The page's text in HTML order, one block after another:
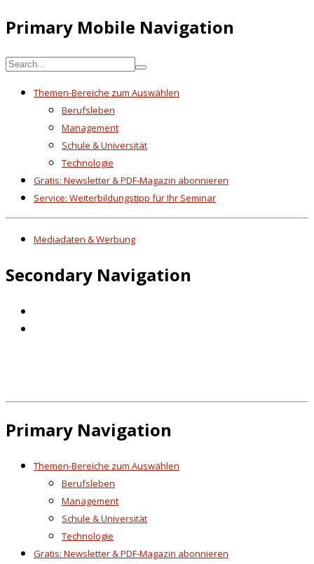
Primary Mobile Navigation
Themen-Bereiche zum Auswählen
Berufsleben
Management
Schule & Universität
Technologie
Gratis: Newsletter & PDF-Magazin abonnieren
Service: Weiterbildungstipp für Ihr Seminar
Mediadaten & Werbung
Secondary Navigation
Primary Navigation
Themen-Bereiche zum Auswählen
Berufsleben
Management
Schule & Universität
Technologie
Gratis: Newsletter & PDF-Magazin abonnieren